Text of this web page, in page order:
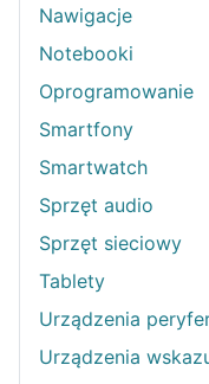
Nawigacje
Notebooki
Oprogramowanie
Smartfony
Smartwatch
Sprzęt audio
Sprzęt sieciowy
Tablety
Urządzenia
Urządzenia